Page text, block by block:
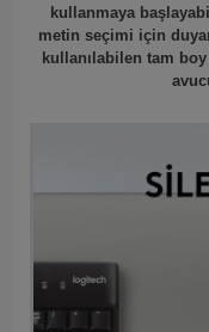
kullanmaya
metin seçimi için
kullanılabilen tam boy